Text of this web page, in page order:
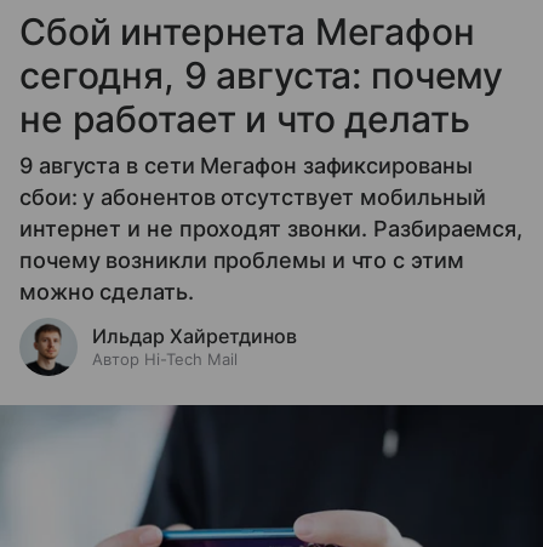
Сбой интернета Мегафон
сегодня, 9 августа: почему
не работает и что делать
9 августа в сети Мегафон зафиксированы
сбои: у абонентов отсутствует мобильный
интернет и не проходят звонки. Разбираемся,
почему возникли проблемы и что с этим
можно сделать.
Ильдар Хайретдинов
Автор Hi-Tech Mail